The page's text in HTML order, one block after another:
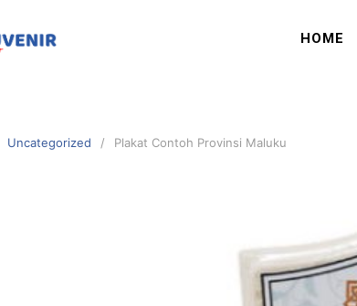
HOME
Uncategorized Plakat Contoh Provinsi Maluku